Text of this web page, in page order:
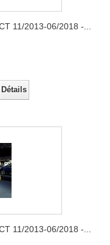
11/2013-06/2018 -...
Détails
11/2013-06/2018 -...